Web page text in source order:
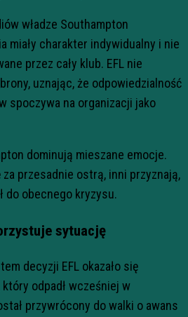
władze Southampton
miały charakter indywidualny i nie
przez cały klub. EFL nie
uznając, że odpowiedzialność
spoczywa na organizacji jako
dominują mieszane emocje.
za przesadnie ostrą, inni przyznają,
do obecnego kryzysu.
sytuację
decyzji EFL okazało się
odpadł wcześniej w
przywrócony do walki o awans